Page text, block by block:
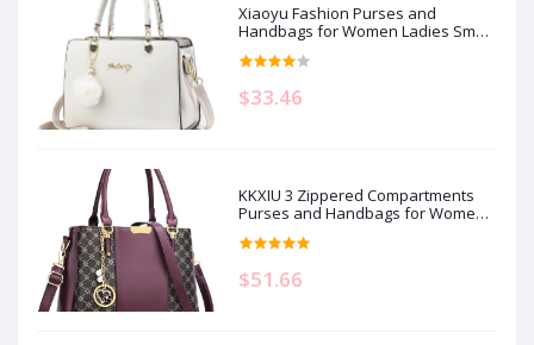
Xiaoyu Fashion Purses and
Handbags for Women Ladies Small
Crossbody bag Top Handle Satchel
Shoulder Bags Totes
$33.46
KKXIU 3 Zippered Compartments
Purses and Handbags for Women
Top Handle Satchel Shoulder
Ladies Bags
$51.66